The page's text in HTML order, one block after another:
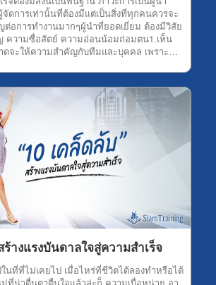
เกี่ยวความรู้ได้มากที่สุด ไม่เพียงเท่านี้ ยัง
มรู้ได้จำนวนมากอีกด้วย 5.ไม่มีอคติคนที่มี
น ปิดการรับฟัง ซึ่งไม่เป็นผลดีต่อตัวคุณเลย
งสัมมนาให้เกิดความรู้ และความเข้าใจไม่ว่า
แต่ ต้องปล่อยวาง และแยกะแยะ มุ่งศึกษา
ญการไม่มีอคติต้องพิจารณาให้ละเอียดถี่ถ้วน
อื่น 6.มีมารยาทในการฟังมารยาทในการฟังที่
และคนรอบข้าง โดยการแสดงความ
งคำถามตามความเหมาะสม ยอมรับฟังความ
อกไป และต้องไม่ใช้อารมณ์หรือนิสัยส่วนตัวมา
งสัมมนาด้วย 7.มีความประสงค์ที่แน่นอนเมื่อ
นาเพื่อไปหาความรู้ นั่นคือความประสงค์ของ
มฟังให้ได้ตามความจุดหมายมากที่สุด โดยใช้
เรื่องที่ควรฟังและหลีกเลี่ยงเรื่องที่ไม่เหมาะ
เป็นข้อเท็จจริงและความคิดเห็น รู้จักใช้
แสดงความเห็น โดยต้องรู้จักใช้ศิลปะในการฟัง
จริงเมื่อฟังสัมมนาความรู้แล้ว อย่าเชื่อไปทุก
นำข้อมูลนั้นมาพิจารณาให้เห็นถึงข้อเท็จจริง
จต้องไปค้นหาคำตอบ หรือยกมือเพื่อสอบถาม
น่ชัด เป็นต้น 9.ดูเจตนาของผู้พูดผุ้ฟังที่ดี ที่
การฟังสัมมนา เพื่อใช้เป็นแนวทางหาหนทาง
เจตนาของผู้พูด เพราะบางครั้งผู้พูดอาจบอก
ดการเท่านั้นที่ต้องมีแต่เป็นสิ่งที่ทุกคนควรจะ
อการทำงานมากๆผู้นำที่ยอดเยี่ยม ต้องมีวิสัย
ความซื่อสัตย์ ความอ่อนน้อมถ่อมตน1.เห็น
จะให้ความสำคัญกับทีมและบุคคล เพราะ
ณค่ายังช่วยให้กำลังใจพัฒนาความเชื่อมั่น
2.มั่นใจความไว้วางใจและความเชื่อมั่นใน
ชี้ ความน่าเชื่อถือและความพึงพอใจของ
ม่กลัวที่จะถูกท้าทายด้วยอุปสรรคปัญหา
ห็นใจผู้นำที่ดีจะใช้ความเห็นอกเห็นใจในการ
งผู้ที่พวกเขาเป็นผู้นำและตัดสินใจเลือก
โยชน์ สูงสุดแก่บุคคลและทีมงาน 4.กล้าหาญ
ใจในทันที ไม่แสดงท่าทีลังเลหรือขาดความ
องผู้นำจะสร้างขวัญกำลังใจให้กับลูกทีมได้
ที่ดีสามารถยืดหยุ่นได้ พวกเขาปรับเปลี่ยน
ณ์บริบทและสถานการณ์ที่พวกเขาพบ พวกเขา
ๆและยอมรับ การเปลี่ยนแปลง 6.ซื่อสัตย์ผู้นำ
ารความจริงกับคนของพวกเขา ความซื่อสัตย์
ริต ที่จะสร้างความไว้วางใจ ความซื่อสัตย์ทำให้
น 7.หนักแน่นไม่กลัวปัญหาที่ต้องเผชิญ มีสติ
ต้องผ่านไปได้เสมอมีจุดยืนของตัวเองกล้า
ความถูกต้อง แม้จะเจอกับอุปสรรค ผู้นำต้อง
ร้างแรงบันดาลใจสู่ความสำเร็จ
นที่ที่ไม่เคยไป เมื่อไหร่ที่ชีวิตได้ลองทำหรือได้